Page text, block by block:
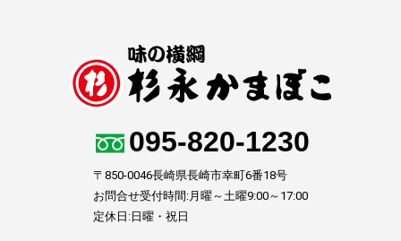
095-820-1230
〒850-0046長崎県長崎市幸町6番18号
お問合せ受付時間:月曜～土曜9:00～17:00
定休日:日曜・祝日